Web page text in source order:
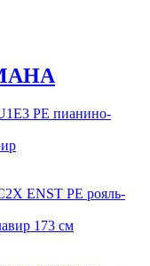
173 см